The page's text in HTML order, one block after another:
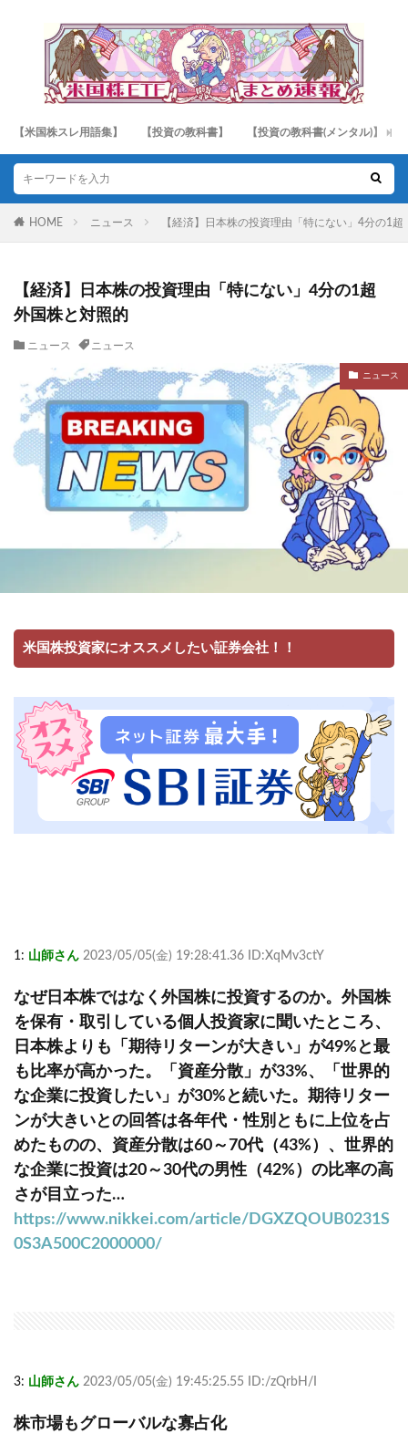
【米国株スレ用語集】 【投資の教科書】 【投資の教科書(メンタル)】
HOME ニュース 【経済】日本株の投資理由「特にない」4分の1
【経済】日本株の投資理由「特にない」4分の1超
外国株と対照的
ニュース ニュース
ニュース
米国株投資家にオススメしたい証券会社！！
1: 山師さん 2023/05/05(金) 19:28:41.36 ID:XqMv3ctY
なぜ日本株ではなく外国株に投資するのか。外国株
を保有・取引している個人投資家に聞いたところ、
日本株よりも「期待リターンが大きい」が49%と最
も比率が高かった。「資産分散」が33%、「世界的
な企業に投資したい」が30%と続いた。期待リター
ンが大きいとの回答は各年代・性別ともに上位を占
めたものの、資産分散は60～70代（43%）、世界的
な企業に投資は20～30代の男性（42%）の比率の高
さが目立った…
https://www.nikkei.com/article/DGXZQOUB0231S
0S3A500C2000000/
3: 山師さん 2023/05/05(金) 19:45:25.55 ID:/zQrbH/I
株市場もグローバルな寡占化